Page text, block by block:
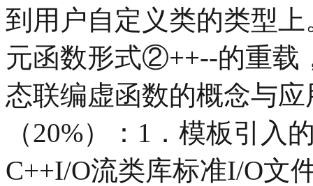
到用户自定义类的类型
元函数形式②++--的重载
态联编虚函数的概念与
（20%）：1．模板引入
C++I/O流类库标准I/O文